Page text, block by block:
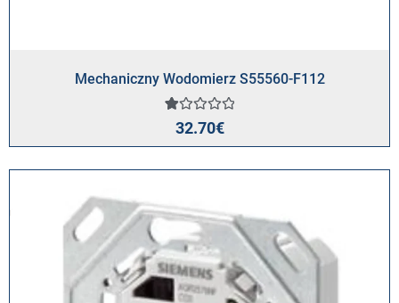
Mechaniczny Wodomierz S55560-F112
Oceniony
1.00
na
na
klienta
32.70€